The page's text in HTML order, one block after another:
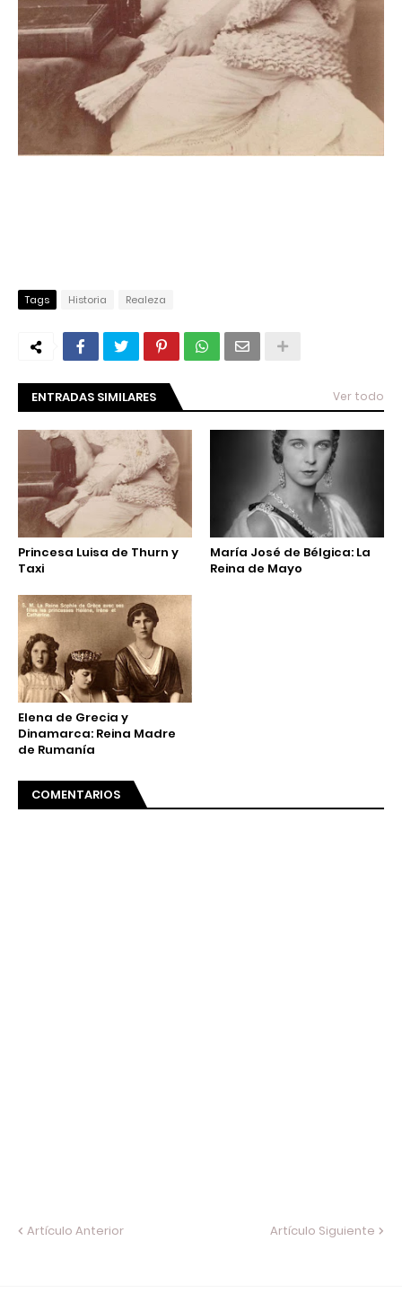
Tags Historia Realeza
ENTRADAS SIMILARES Ver todo
Princesa Luisa de Thurn y
Taxi
María José de Bélgica: La
Reina de Mayo
Elena de Grecia y
Dinamarca: Reina Madre
de Rumanía
COMENTARIOS
Artículo Anterior Artículo Siguiente